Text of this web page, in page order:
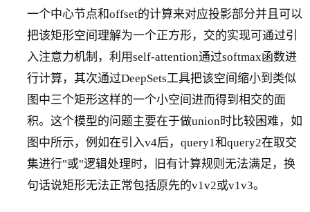
一个中心节点和offset的计算来对应投影部分并且可以
把该矩形空间理解为一个正方形，交的实现可通过引
入注意力机制，利用self-attention通过softmax函数进
行计算，其次通过DeepSets工具把该空间缩小到类似
图中三个矩形这样的一个小空间进而得到相交的面
积。这个模型的问题主要在于做union时比较困难，如
图中所示，例如在引入v4后，query1和query2在取交
集进行"或"逻辑处理时，旧有计算规则无法满足，换
句话说矩形无法正常包括原先的v1v2或v1v3。